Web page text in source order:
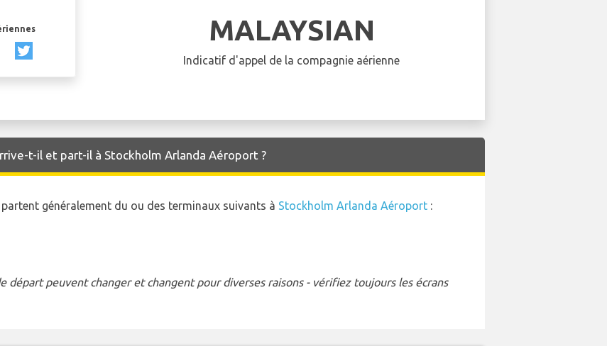
MALAYSIAN
Indicatif d'appel de la compagnie aérienne
t-il et part-il à Stockholm Arlanda Aéroport ?
généralement du ou des terminaux suivants à Stockholm Arlanda Aéroport :
départ peuvent changer et changent pour diverses raisons - vérifiez toujours les écrans